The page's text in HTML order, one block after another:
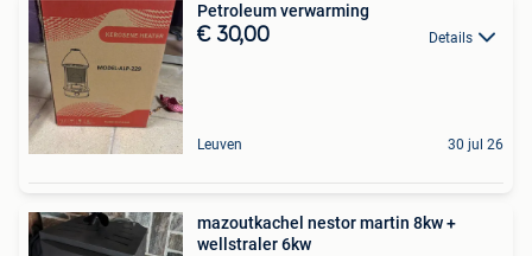
Petroleum verwarming
€ 30,00 Details
Leuven 30 jul 26
mazoutkachel nestor martin 8kw +
wellstraler 6kw